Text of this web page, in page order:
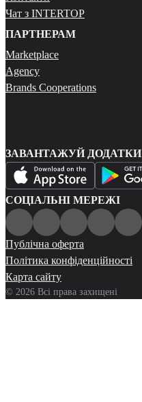
Чат з INTERTOP
ПАРТНЕРАМ
Marketplace
Agency
Brands Cooperations
ЗАВАНТАЖУЙ ДОДАТКИ
СОЦІАЛЬНІ МЕРЕЖІ
Публічна оферта
Політика конфіденційності
Карта сайту
© 2026 Всі права захищені